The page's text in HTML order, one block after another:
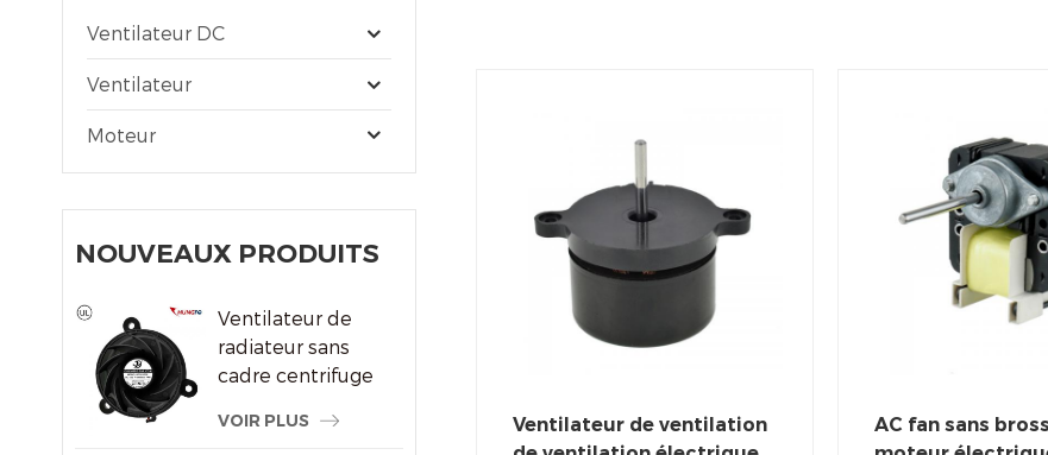
Ventilateur DC
Ventilateur
Moteur
NOUVEAUX PRODUITS
Ventilateur de
radiateur sans
cadre centrifuge
refroidissement
VOIR PLUS
Ventilateur de ventilation
AC fan sans